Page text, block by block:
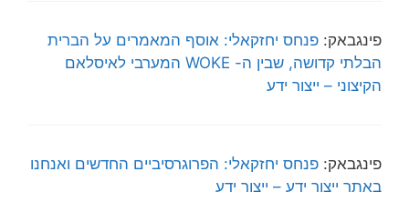
פינגבאק: פנחס יחזקאלי: אוסף המאמרים על הברית
הבלתי קדושה, שבין ה- WOKE המערבי לאיסלאם
הקיצוני – ייצור ידע
פינגבאק: פנחס יחזקאלי: הפרוגרסיביים החדשים ואנחנו
באתר ייצור ידע – ייצור ידע